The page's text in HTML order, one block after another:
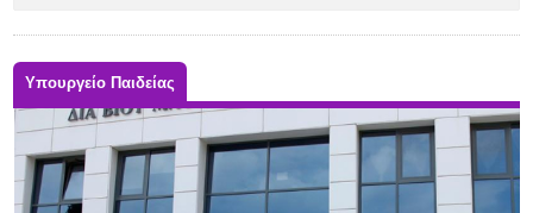
Υπουργείο Παιδείας